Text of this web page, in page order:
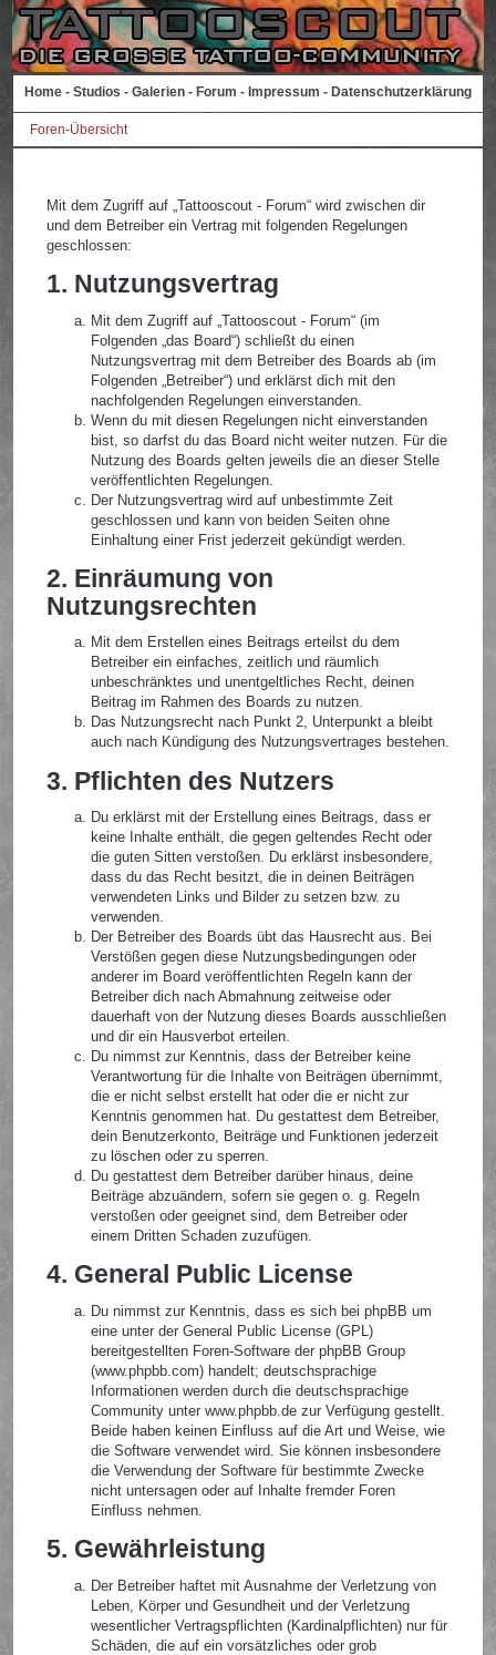
Home - Studios - Galerien - Forum - Impressum - Datenschutzerklärung
Foren-Übersicht
Mit dem Zugriff auf „Tattooscout - Forum“ wird zwischen dir
und dem Betreiber ein Vertrag mit folgenden Regelungen
geschlossen:
1. Nutzungsvertrag
Mit dem Zugriff auf „Tattooscout - Forum“ (im
Folgenden „das Board“) schließt du einen
Nutzungsvertrag mit dem Betreiber des Boards ab (im
Folgenden „Betreiber“) und erklärst dich mit den
nachfolgenden Regelungen einverstanden.
Wenn du mit diesen Regelungen nicht einverstanden
bist, so darfst du das Board nicht weiter nutzen. Für die
Nutzung des Boards gelten jeweils die an dieser Stelle
veröffentlichten Regelungen.
Der Nutzungsvertrag wird auf unbestimmte Zeit
geschlossen und kann von beiden Seiten ohne
Einhaltung einer Frist jederzeit gekündigt werden.
2. Einräumung von
Nutzungsrechten
Mit dem Erstellen eines Beitrags erteilst du dem
Betreiber ein einfaches, zeitlich und räumlich
unbeschränktes und unentgeltliches Recht, deinen
Beitrag im Rahmen des Boards zu nutzen.
Das Nutzungsrecht nach Punkt 2, Unterpunkt a bleibt
auch nach Kündigung des Nutzungsvertrages bestehen.
3. Pflichten des Nutzers
Du erklärst mit der Erstellung eines Beitrags, dass er
keine Inhalte enthält, die gegen geltendes Recht oder
die guten Sitten verstoßen. Du erklärst insbesondere,
dass du das Recht besitzt, die in deinen Beiträgen
verwendeten Links und Bilder zu setzen bzw. zu
verwenden.
Der Betreiber des Boards übt das Hausrecht aus. Bei
Verstößen gegen diese Nutzungsbedingungen oder
anderer im Board veröffentlichten Regeln kann der
Betreiber dich nach Abmahnung zeitweise oder
dauerhaft von der Nutzung dieses Boards ausschließen
und dir ein Hausverbot erteilen.
Du nimmst zur Kenntnis, dass der Betreiber keine
Verantwortung für die Inhalte von Beiträgen übernimmt,
die er nicht selbst erstellt hat oder die er nicht zur
Kenntnis genommen hat. Du gestattest dem Betreiber,
dein Benutzerkonto, Beiträge und Funktionen jederzeit
zu löschen oder zu sperren.
Du gestattest dem Betreiber darüber hinaus, deine
Beiträge abzuändern, sofern sie gegen o. g. Regeln
verstoßen oder geeignet sind, dem Betreiber oder
einem Dritten Schaden zuzufügen.
4. General Public License
Du nimmst zur Kenntnis, dass es sich bei phpBB um
eine unter der General Public License (GPL)
bereitgestellten Foren-Software der phpBB Group
(www.phpbb.com) handelt; deutschsprachige
Informationen werden durch die deutschsprachige
Community unter www.phpbb.de zur Verfügung gestellt.
Beide haben keinen Einfluss auf die Art und Weise, wie
die Software verwendet wird. Sie können insbesondere
die Verwendung der Software für bestimmte Zwecke
nicht untersagen oder auf Inhalte fremder Foren
Einfluss nehmen.
5. Gewährleistung
Der Betreiber haftet mit Ausnahme der Verletzung von
Leben, Körper und Gesundheit und der Verletzung
wesentlicher Vertragspflichten (Kardinalpflichten) nur für
Schäden, die auf ein vorsätzliches oder grob